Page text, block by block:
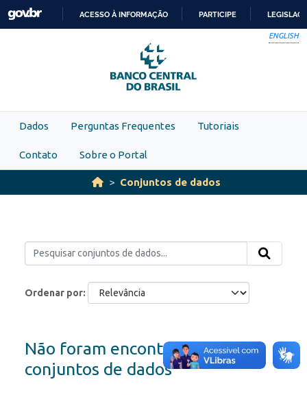
Skip to main content
PARA
O
CONTEÚDO
ACESSO À INFORMAÇÃO PARTICIPE
ENGLISH
Dados Perguntas Frequentes Tutoriais
Contato Sobre o Portal
Conjuntos de dados
Ordenar por
Não foram encontrados
conjuntos de dados